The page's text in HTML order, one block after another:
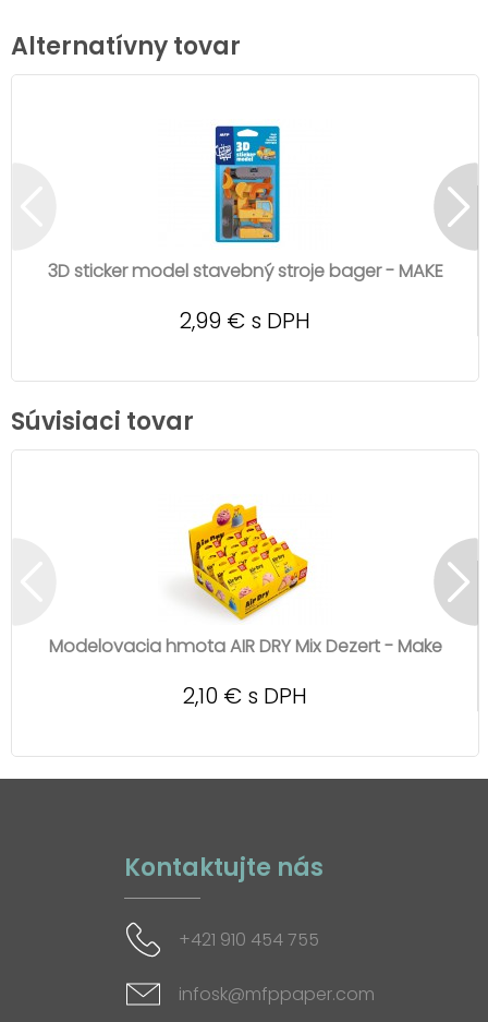
Alternatívny tovar
3D sticker model stavebný stroje bager - MAKE
2,99 € s DPH
Súvisiaci tovar
Modelovacia hmota AIR DRY Mix Dezert - Make
2,10 € s DPH
Kontaktujte nás
+421 910 454 755
infosk@mfppaper.com